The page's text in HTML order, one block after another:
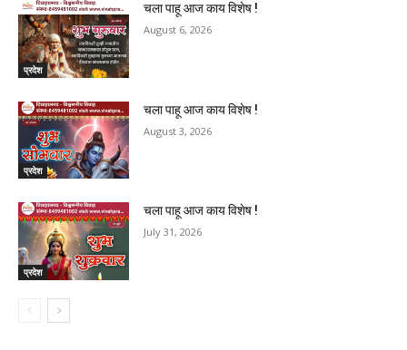
प्रदेश
चला पाहू आज काय विशेष !
August 6, 2026
प्रदेश
चला पाहू आज काय विशेष !
August 3, 2026
प्रदेश
चला पाहू आज काय विशेष !
July 31, 2026